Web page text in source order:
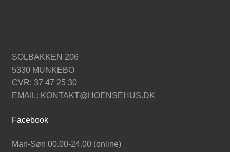
SOLBAKKEN 206
5330 MUNKEBO
CVR: 37 47 25 30
EMAIL: KONTAKT@HOENSEHUS.DK
Facebook
Man-Søn 00.00-24.00 (online)